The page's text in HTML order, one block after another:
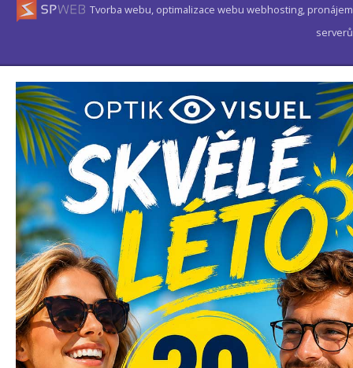
Tvorba webu, optimalizace webu webhosting, pronájem
serverů